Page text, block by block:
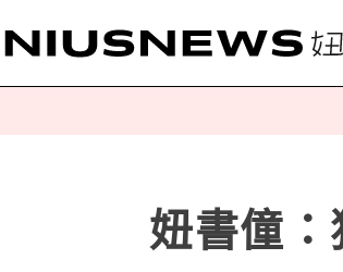
妞書僮：